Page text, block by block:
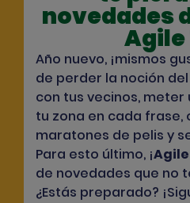
novedades
Agile
Año nuevo, ¡mismos
de perder la noción
con tus vecinos,
tu zona en cada frase,
maratones de pelis y
Para esto último, ¡
de novedades que no
¿Estás preparado?